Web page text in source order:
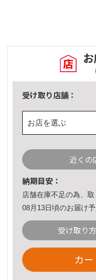
受け取り店舗：
お店を選ぶ
近くの
納期目安：
店舗在庫不足の為、
08月13日頃のお届け予
受け取り
カ